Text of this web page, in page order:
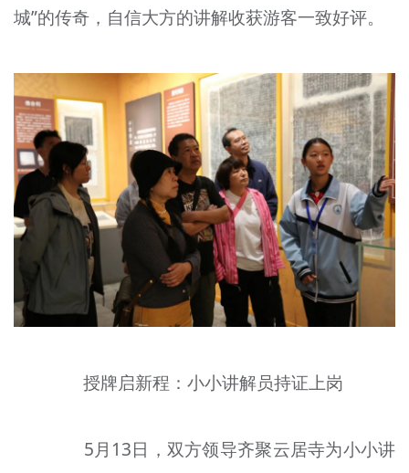
城”的传奇，自信大方的讲解收获游客一致好评。
授牌启新程：小小讲解员持证上岗
5月13日，双方领导齐聚云居寺为小小讲